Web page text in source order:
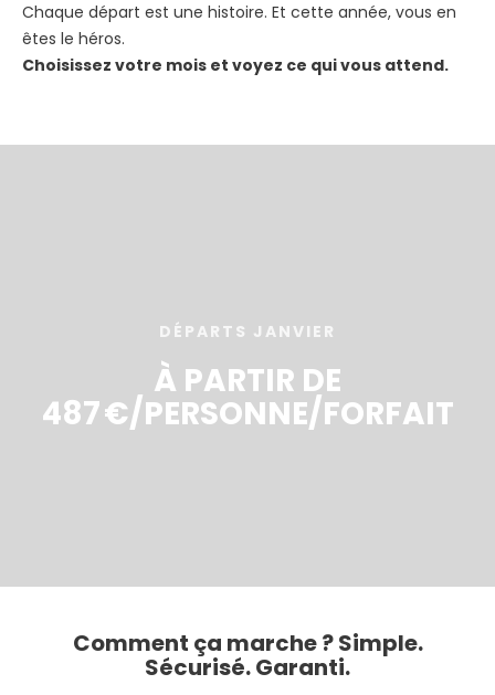
Chaque départ est une histoire. Et cette année, vous en
êtes le héros.
Choisissez votre mois et voyez ce qui vous attend.
DÉPARTS JANVIER
À PARTIR DE
487 €/PERSONNE/FORFAIT
Comment ça marche ? Simple.
Sécurisé. Garanti.